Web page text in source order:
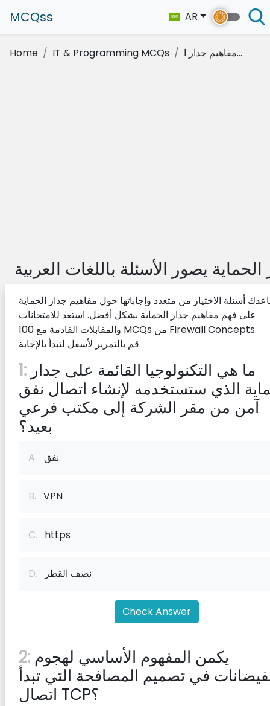
MCQss AR
Home IT & Programming MCQs مفاهيم جدار ا...
يصور الأسئلة باللغات العربية
أسئلة الاختيار من متعدد وإجاباتها حول مفاهيم جدار الحماية
على فهم مفاهيم جدار الحماية بشكل أفضل. استعد للامتحانات
والمقابلات القادمة مع 100 MCQs من Firewall Concepts.
قم بالتمرير لأسفل لتبدأ بالإجابة.
1:
الذي ستستخدمه لإنشاء اتصال نفق
آمن من مقر الشركة إلى مكتب فرعي
بعيد؟
A. نفق
B. VPN
C. https
D. نصف القطر
Check Answer
2:
في تصميم المصافحة التي تبدأ
اتصال TCP؟